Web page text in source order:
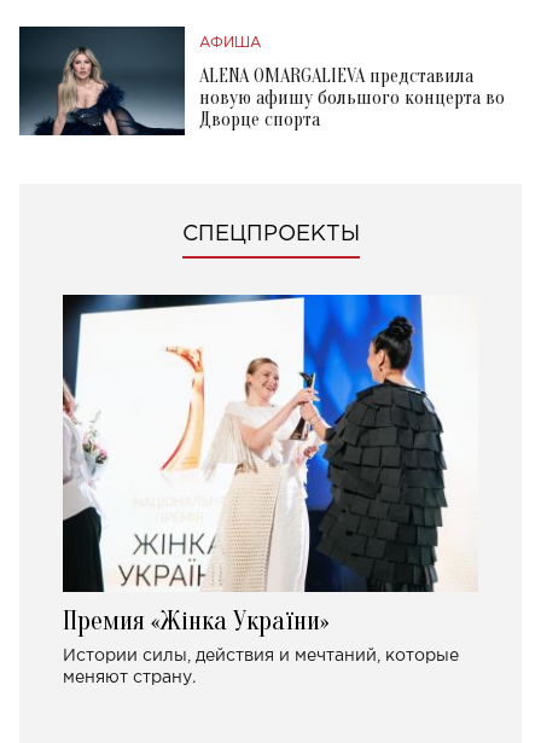
АФИША
ALENA OMARGALIEVA представила
новую афишу большого концерта во
Дворце спорта
СПЕЦПРОЕКТЫ
Премия «Жінка України»
Истории силы, действия и мечтаний, которые
меняют страну.